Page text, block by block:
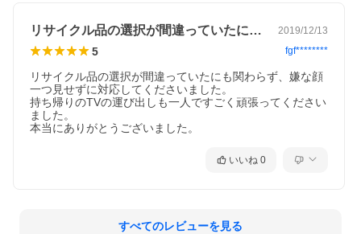
リサイクル品の選択が間違っていたにも関… 2019/12/13
5 fgf********
リサイクル品の選択が間違っていたにも関わらず、嫌な顔
一つ見せずに対応してくださいました。
持ち帰りのTVの運び出しも一人ですごく頑張ってください
ました。
本当にありがとうございました。
いいね 0
すべてのレビューを見る